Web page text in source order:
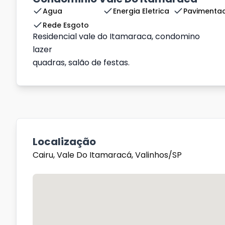
Agua Energia Eletrica
Rede Esgoto
Residencial vale do Itamaraca, condomino
lazer
quadras, salão de festas.
Localização
Cairu, Vale Do Itamaracá, Valinhos/SP